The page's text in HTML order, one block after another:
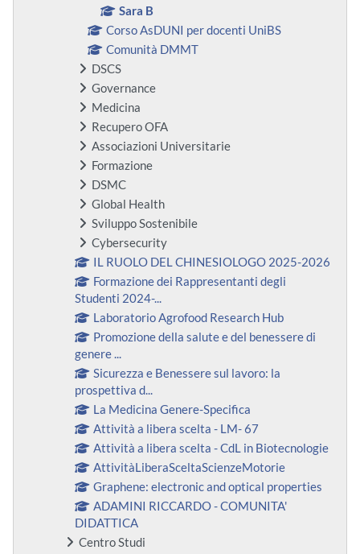
Sara B
Corso AsDUNI per docenti UniBS
Comunità DMMT
DSCS
Governance
Medicina
Recupero OFA
Associazioni Universitarie
Formazione
DSMC
Global Health
Sviluppo Sostenibile
Cybersecurity
IL RUOLO DEL CHINESIOLOGO 2025-2026
Formazione dei Rappresentanti degli
Studenti 2024-...
Laboratorio Agrofood Research Hub
Promozione della salute e del benessere di
genere ...
Sicurezza e Benessere sul lavoro: la
prospettiva d...
La Medicina Genere-Specifica
Attività a libera scelta - LM- 67
Attività a libera scelta - CdL in Biotecnologie
AttivitàLiberaSceltaScienzeMotorie
Graphene: electronic and optical properties
ADAMINI RICCARDO - COMUNITA'
DIDATTICA
Centro Studi